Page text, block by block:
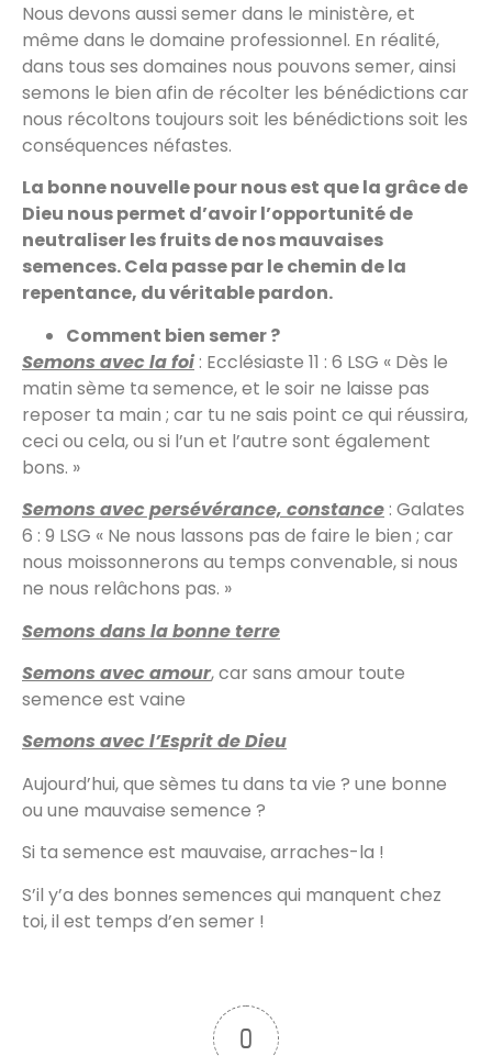
Nous devons aussi semer dans le ministère, et
même dans le domaine professionnel. En réalité,
dans tous ses domaines nous pouvons semer, ainsi
semons le bien afin de récolter les bénédictions car
nous récoltons toujours soit les bénédictions soit les
conséquences néfastes.
La bonne nouvelle pour nous est que la grâce de
Dieu nous permet d’avoir l’opportunité de
neutraliser les fruits de nos mauvaises
semences. Cela passe par le chemin de la
repentance, du véritable pardon.
Comment bien semer ?
Semons avec la foi : Ecclésiaste 11 : 6 LSG « Dès le
matin sème ta semence, et le soir ne laisse pas
reposer ta main ; car tu ne sais point ce qui réussira,
ceci ou cela, ou si l’un et l’autre sont également
bons. »
Semons avec persévérance, constance : Galates
6 : 9 LSG « Ne nous lassons pas de faire le bien ; car
nous moissonnerons au temps convenable, si nous
ne nous relâchons pas. »
Semons dans la bonne terre
Semons avec amour, car sans amour toute
semence est vaine
Semons avec l’Esprit de Dieu
Aujourd’hui, que sèmes tu dans ta vie ? une bonne
ou une mauvaise semence ?
Si ta semence est mauvaise, arraches-la !
S’il y’a des bonnes semences qui manquent chez
toi, il est temps d’en semer !
0